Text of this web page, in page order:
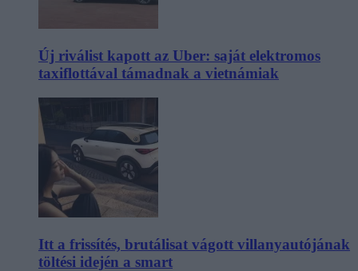
Új riválist kapott az Uber: saját elektromos
taxiflottával támadnak a vietnámiak
Itt a frissítés, brutálisat vágott villanyautójának
töltési idején a smart